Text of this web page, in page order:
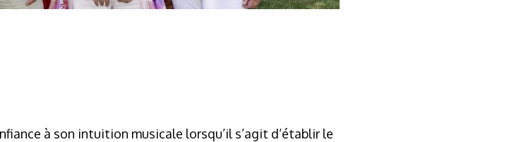
à son intuition musicale lorsqu’il s’agit d’établir le